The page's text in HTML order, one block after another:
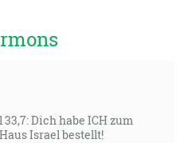
Dich habe ICH zum
Israel bestellt!